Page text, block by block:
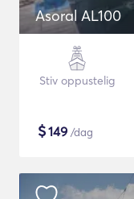
Asoral AL100
Stiv oppustelig
$149 /dag